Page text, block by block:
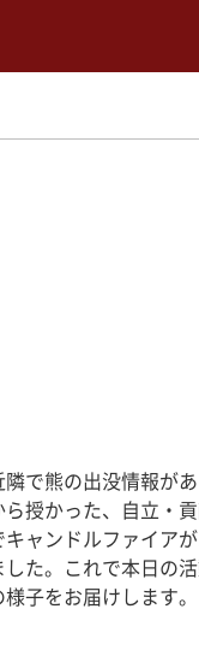
で熊の出没情報が
授かった、自立・
ャンドルファイア
た。これで本日の
子をお届けします。